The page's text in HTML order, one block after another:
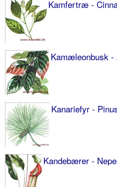
Kamfertræ -
Kamæleon­busk -
Kanariefyr -
Kandebærer -